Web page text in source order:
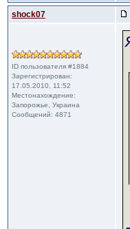
shock07
ID пользователя #1884
Зарегистрирован:
17.05.2010, 11:52
Местонахождение:
Запорожье, Украина
Сообщений: 4871